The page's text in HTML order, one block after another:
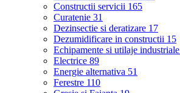
Constructii servicii 165
Curatenie 31
Dezinsectie si deratizare 17
Dezumidificare in constructii 15
Echipamente si utilaje industriale
Electrice 89
Energie alternativa 51
Ferestre 110